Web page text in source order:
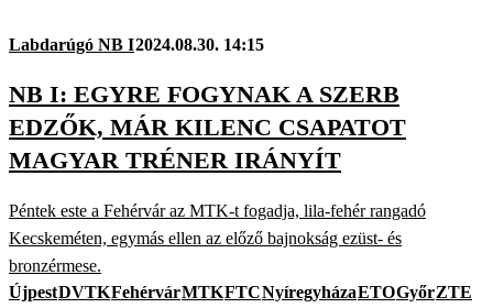
Labdarúgó NB I2024.08.30. 14:15
NB I: EGYRE FOGYNAK A SZERB
EDZŐK, MÁR KILENC CSAPATOT
MAGYAR TRÉNER IRÁNYÍT
Péntek este a Fehérvár az MTK-t fogadja, lila-fehér rangadó
Kecskeméten, egymás ellen az előző bajnokság ezüst- és
bronzérmese.
ÚjpestDVTKFehérvárMTKFTCNyíregyházaETOGyőrZTE